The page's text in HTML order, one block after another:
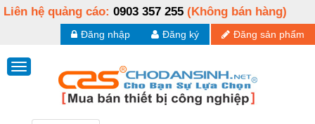
Liên hệ quảng cáo: 0903 357 255 (Không bán hàng)
Đăng sản phẩm
Đăng ký
Đăng nhập